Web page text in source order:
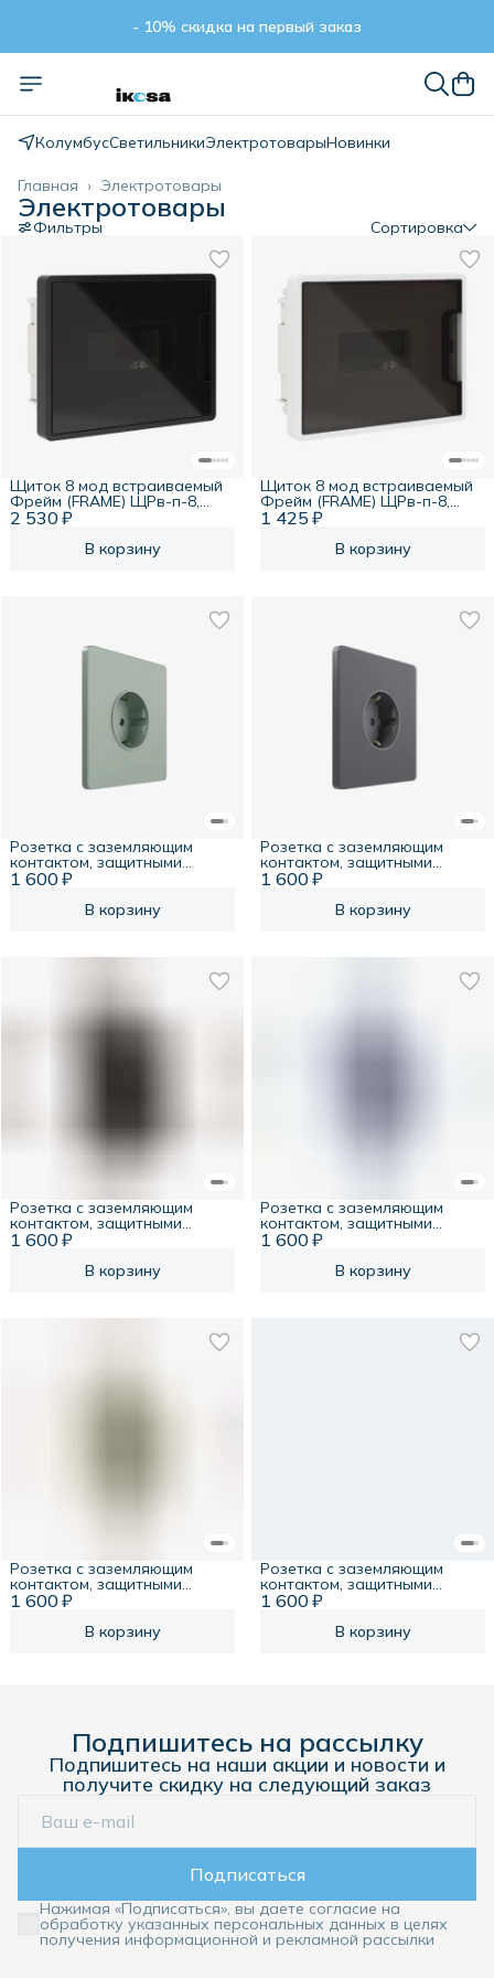
- 10% скидка на первый заказ
КолумбусСветильникиЭлектротоварыНовинки
Электротовары
Главная ›
Электротовары
Фильтры Сортировка
2 530 ₽
Щиток 8 мод встраиваемый
Фрейм (FRAME) ЩРв-п-8,
черный, с тонированной
В корзину
1 425 ₽
Щиток 8 мод встраиваемый
Фрейм (FRAME) ЩРв-п-8,
белый, с тонированной
В корзину
1 600 ₽
Розетка с заземляющим
контактом, защитными
шторками, 16А, 250В,
В корзину
1 600 ₽
Розетка с заземляющим
контактом, защитными
шторками, 16А, 250В,
Systeme InfinityВ корзину
1 600 ₽
Розетка с заземляющим
контактом, защитными
шторками, 16А, 250В,
В корзину
1 600 ₽
Розетка с заземляющим
контактом, защитными
шторками, 16А, 250В,
В корзину
1 600 ₽
Розетка с заземляющим
контактом, защитными
шторками, 16А, 250В,
В корзину
1 600 ₽
Розетка с заземляющим
контактом, защитными
шторками, 16А, 250В,
В корзину
Подпишитесь на рассылку
Подпишитесь на наши акции и новости и
получите скидку на следующий заказ
Подписаться
Нажимая «Подписаться», вы даете согласие на
обработку указанных персональных данных в целях
получения информационной и рекламной рассылки